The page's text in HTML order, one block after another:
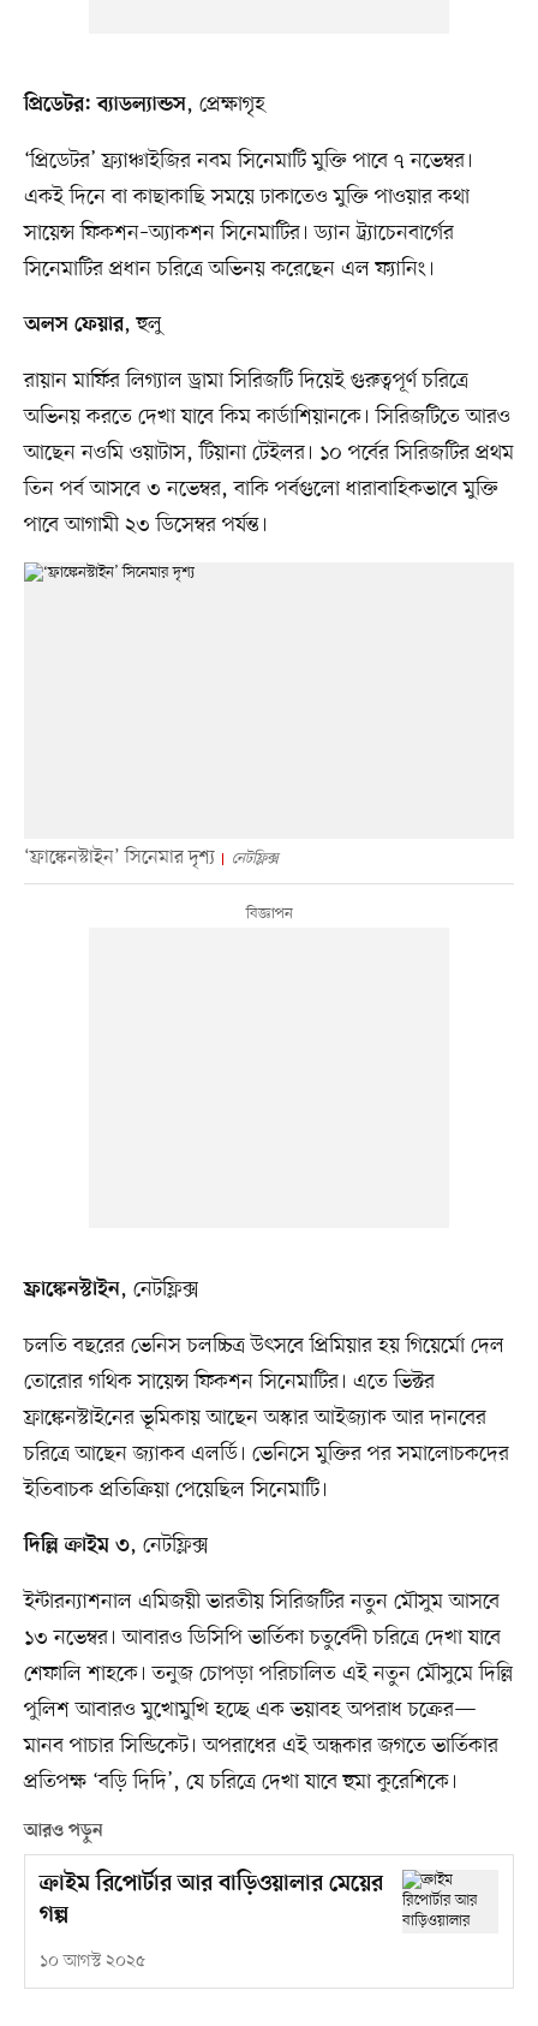
প্রিডেটর: ব্যাডল্যান্ডস, প্রেক্ষাগৃহ
‘প্রিডেটর’ ফ্র্যাঞ্চাইজির নবম সিনেমাটি মুক্তি পাবে ৭ নভেম্বর।
একই দিনে বা কাছাকাছি সময়ে ঢাকাতেও মুক্তি পাওয়ার কথা
সায়েন্স ফিকশন–অ্যাকশন সিনেমাটির। ড্যান ট্র্যাচেনবার্গের
সিনেমাটির প্রধান চরিত্রে অভিনয় করেছেন এল ফ্যানিং।
অলস ফেয়ার, হুলু
রায়ান মার্ফির লিগ্যাল ড্রামা সিরিজটি দিয়েই গুরুত্বপূর্ণ চরিত্রে
অভিনয় করতে দেখা যাবে কিম কার্ডাশিয়ানকে। সিরিজটিতে আরও
আছেন নওমি ওয়াটাস, টিয়ানা টেইলর। ১০ পর্বের সিরিজটির প্রথম
তিন পর্ব আসবে ৩ নভেম্বর, বাকি পর্বগুলো ধারাবাহিকভাবে মুক্তি
পাবে আগামী ২৩ ডিসেম্বর পর্যন্ত।
‘ফ্রাঙ্কেনস্টাইন’ সিনেমার দৃশ্য নেটফ্লিক্স
ফ্রাঙ্কেনস্টাইন, নেটফ্লিক্স
চলতি বছরের ভেনিস চলচ্চিত্র উৎসবে প্রিমিয়ার হয় গিয়ের্মো দেল
তোরোর গথিক সায়েন্স ফিকশন সিনেমাটির। এতে ভিক্টর
ফ্রাঙ্কেনস্টাইনের ভূমিকায় আছেন অস্কার আইজ্যাক আর দানবের
চরিত্রে আছেন জ্যাকব এলর্ডি। ভেনিসে মুক্তির পর সমালোচকদের
ইতিবাচক প্রতিক্রিয়া পেয়েছিল সিনেমাটি।
দিল্লি ক্রাইম ৩, নেটফ্লিক্স
ইন্টারন্যাশনাল এমিজয়ী ভারতীয় সিরিজটির নতুন মৌসুম আসবে
১৩ নভেম্বর। আবারও ডিসিপি ভার্তিকা চতুর্বেদী চরিত্রে দেখা যাবে
শেফালি শাহকে। তনুজ চোপড়া পরিচালিত এই নতুন মৌসুমে দিল্লি
পুলিশ আবারও মুখোমুখি হচ্ছে এক ভয়াবহ অপরাধ চক্রের—
মানব পাচার সিন্ডিকেট। অপরাধের এই অন্ধকার জগতে ভার্তিকার
প্রতিপক্ষ ‘বড়ি দিদি’, যে চরিত্রে দেখা যাবে হুমা কুরেশিকে।
আরও পড়ুন
ক্রাইম রিপোর্টার আর বাড়িওয়ালার মেয়ের
গল্প
১০ আগস্ট ২০২৫